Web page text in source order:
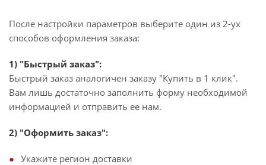
После настройки параметров выберите один из 2-ух
способов оформления заказа:
1) "Быстрый заказ":
Быстрый заказ аналогичен заказу "Купить в 1 клик".
Вам лишь достаточно заполнить форму необходимой
информацией и отправить ее нам.
2) "Оформить заказ":
Укажите регион доставки